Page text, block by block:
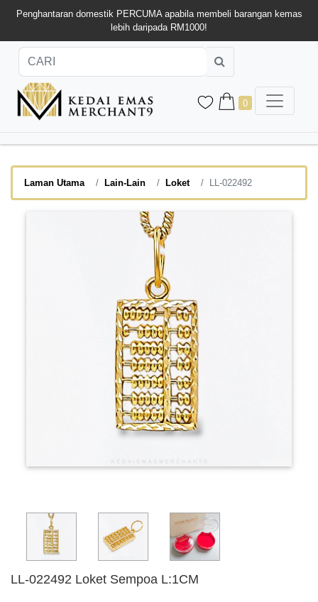
Penghantaran domestik PERCUMA apabila membeli barangan kemas
lebih daripada RM1000!
0
Laman Utama Lain-Lain Loket LL-022492
LL-022492 Loket Sempoa L:1CM